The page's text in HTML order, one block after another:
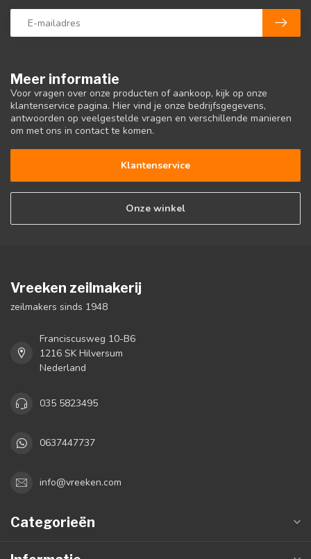
Meer informatie
Voor vragen over onze producten of aankoop, kijk op onze
klantenservice pagina. Hier vind je onze bedrijfsgegevens,
antwoorden op veelgestelde vragen en verschillende manieren
om met ons in contact te komen.
Klantenservice
Onze winkel
Vreeken zeilmakerij
zeilmakers sinds 1948
Franciscusweg 10-B6
1216 SK Hilversum
Nederland
035 5823495
0637447737
info@vreeken.com
Categorieën